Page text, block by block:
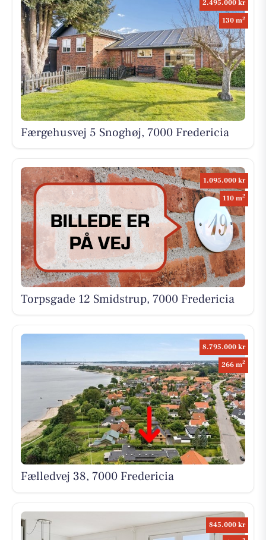
2.495.000 kr
130 m2
Færgehusvej 5 Snoghøj, 7000 Fredericia
1.095.000 kr
110 m2
Torpsgade 12 Smidstrup, 7000 Fredericia
8.795.000 kr
266 m2
Fælledvej 38, 7000 Fredericia
845.000 kr